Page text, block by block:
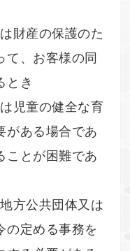
財産の保護のた
て、お客様の同
とき
児童の健全な育
がある場合であ
ことが困難であ
方公共団体又は
の定める事務を